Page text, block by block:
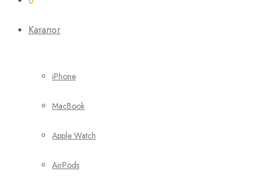
Каталог
iPhone
MacBook
Apple Watch
AirPods